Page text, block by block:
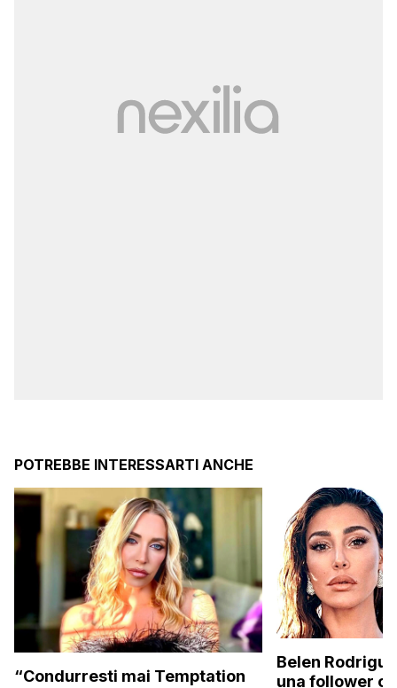
POTREBBE INTERESSARTI ANCHE
“Condurresti mai Temptation
Belen
una follower